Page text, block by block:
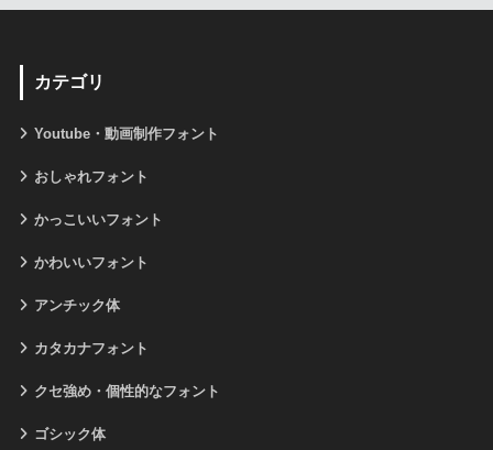
カテゴリ
Youtube・動画制作フォント
おしゃれフォント
かっこいいフォント
かわいいフォント
アンチック体
カタカナフォント
クセ強め・個性的なフォント
ゴシック体